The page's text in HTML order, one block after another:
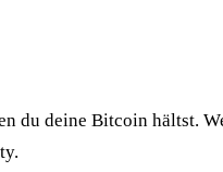
du deine Bitcoin hältst.